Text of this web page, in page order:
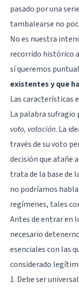
pasado por una
tambalearse no
No es nuestra
recorrido histórico
sí queremos
existentes y que
Las características
La palabra
voto, votación. La
través de su voto
decisión que atañe
trata de la base de
no podríamos
regímenes, tales
Antes de entrar en
necesario
esenciales con las
considerado
1. Debe ser universal